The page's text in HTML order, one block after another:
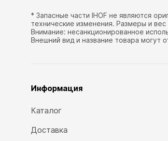
* Запасные части IHOF не являются
технические изменения. Размеры и
Внимание: несанкционированное
Внешний вид и название товара могут
Информация
Каталог
Доставка